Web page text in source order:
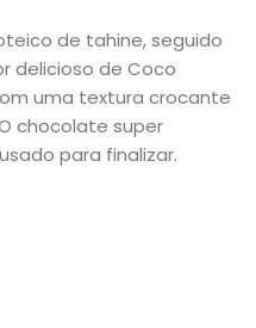
de tahine, seguido
delicioso de Coco
uma textura crocante
chocolate super
para finalizar.